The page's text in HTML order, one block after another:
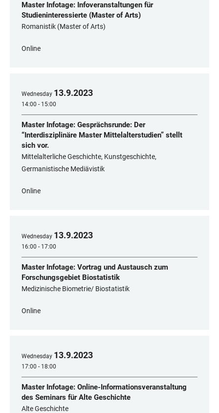
Master Infotage: Infoveranstaltungen für
Studieninteressierte (Master of Arts)
Romanistik (Master of Arts)
Online
Wednesday 13.9.2023
14:00 - 15:00
Master Infotage: Gesprächsrunde: Der
“Interdisziplinäre Master Mittelalterstudien” stellt
sich vor.
Mittelalterliche Geschichte, Kunstgeschichte,
Germanistische Mediävistik
Online
Wednesday 13.9.2023
16:00 - 17:00
Master Infotage: Vortrag und Austausch zum
Forschungsgebiet Biostatistik
Medizinische Biometrie/ Biostatistik
Online
Wednesday 13.9.2023
17:00 - 18:00
Master Infotage: Online-Informationsveranstaltung
des Seminars für Alte Geschichte
Alte Geschichte